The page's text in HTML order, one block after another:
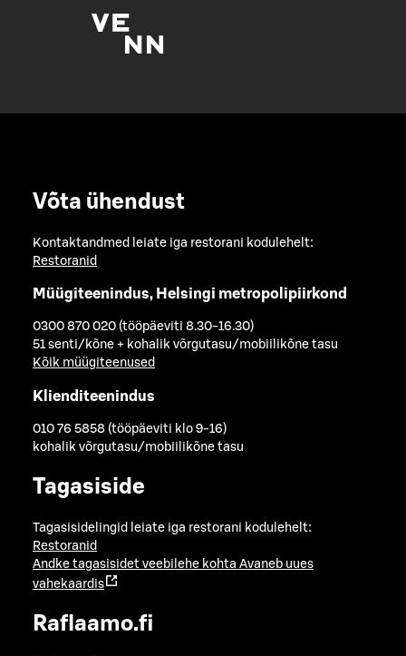
Võta ühendust
Kontaktandmed leiate iga restorani kodulehelt:
Restoranid
Müügiteenindus, Helsingi metropolipiirkond
0300 870 020 (tööpäeviti 8.30-16.30)
51 senti/kõne + kohalik võrgutasu/mobiilikõne tasu
Kõik müügiteenused
Klienditeenindus
010 76 5858 (tööpäeviti klo 9-16)
kohalik võrgutasu/mobiilikõne tasu
Tagasiside
Tagasisidelingid leiate iga restorani kodulehelt:
Restoranid
Andke tagasisidet veebilehe kohta Avaneb uues
vahekaardis
Raflaamo.fi